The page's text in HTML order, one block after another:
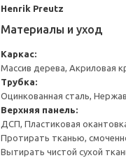
Henrik Preutz
Материалы и уход
Каркас:
Массив дерева, Акриловая
Трубка:
Оцинкованная сталь,
Верхняя панель:
ДСП, Пластиковая
Протирать тканью,
Вытирать чистой сухой